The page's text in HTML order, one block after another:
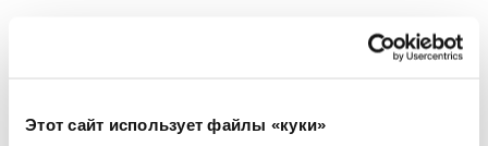
Этот сайт использует файлы «куки»
Блокчейн Exonum может автоматизировать процесс
подачи и обработки заявлений с помощью смарт-
несколькими участниками и упростит процесс аудита.